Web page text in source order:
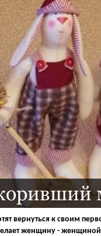
вернуться к своим
женщину -